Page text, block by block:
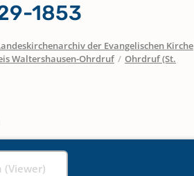
1853
der Evangelischen Kirche
Waltershausen-Ohrdruf / Ohrdruf (St.
(Viewer)